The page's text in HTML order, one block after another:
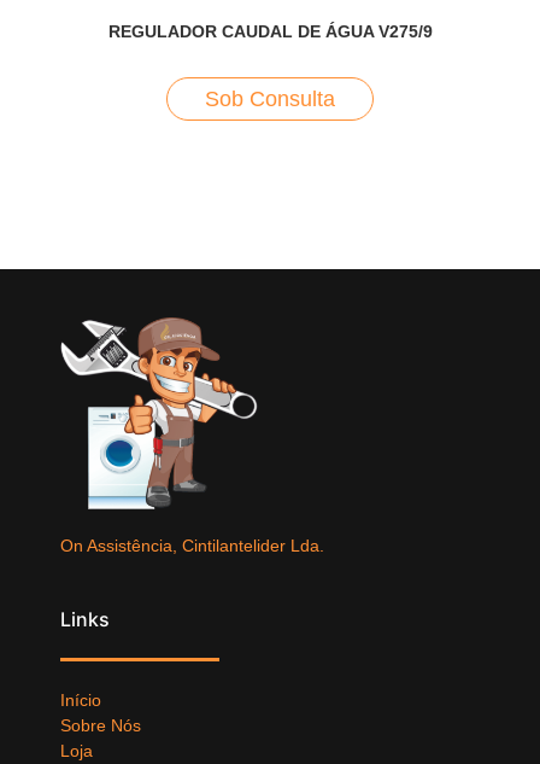
REGULADOR CAUDAL DE ÁGUA V275/9
Sob Consulta
On Assistência, Cintilantelider Lda.
Links
Início
Sobre Nós
Loja